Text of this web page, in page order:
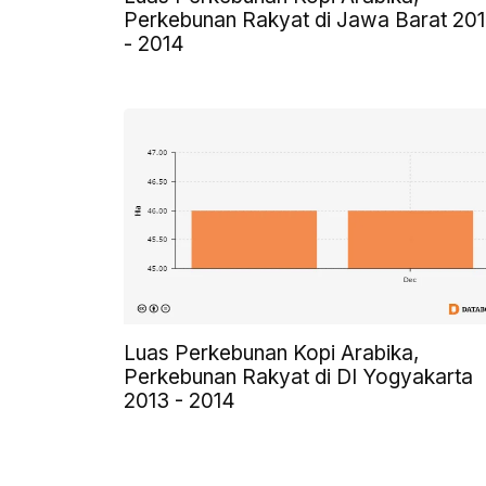
Perkebunan Rakyat di Jawa Barat
- 2014
Luas Perkebunan Kopi Arabika,
Perkebunan Rakyat di DI Yogyakarta
2013 - 2014